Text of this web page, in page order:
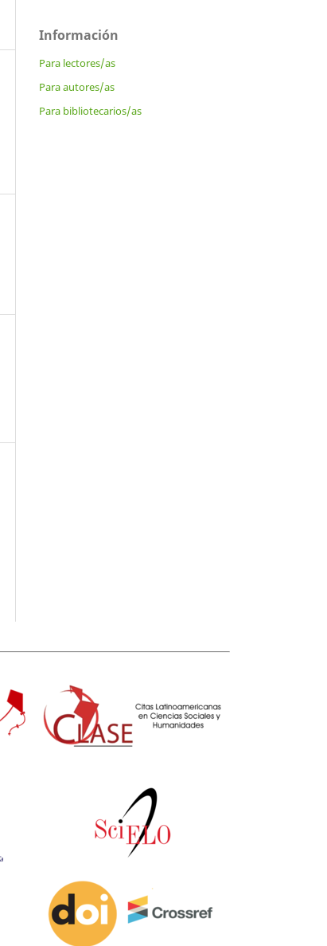
Información
Para lectores/as
Para autores/as
Para bibliotecarios/as